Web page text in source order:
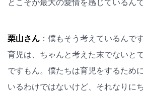
とこそが最大の愛情を感じているん
栗山さん ：僕もそう考えているんで
育児は、ちゃんと考えた末でないと
ですもん。僕たちは育児をするため
いるわけではないけど、それなりに